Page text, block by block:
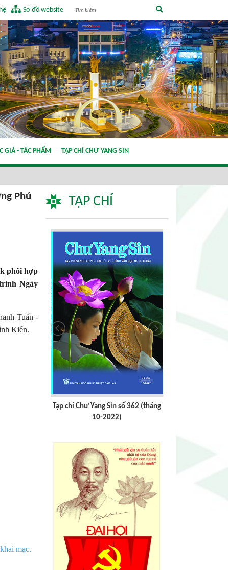
Sơ đồ website
GIẢ - TÁC PHẨM TẠP CHÍ CHƯ YANG SIN
Phú
phối hợp
Ngày
Tuấn -
Kiến.
mạc.
TẠP CHÍ
362 (tháng
Tạp chí Chư Yang sin số 359
Lễ hội sầu riêng Đắk Lắk 2026
quy mô khủng với 17 hoạt động
đặc sắc